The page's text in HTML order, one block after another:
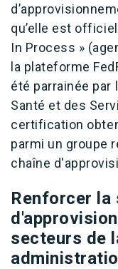
qu’elle est
In Process »
la plateforme
été parrainée par
Santé et des
certification
parmi un groupe
chaîne
Renforcer la
secteurs de